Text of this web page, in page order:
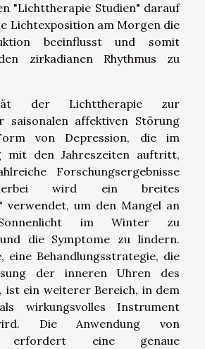
"Lichttherapie Studien" darauf
Lichtexposition am Morgen die
beeinflusst und somit
zirkadianen Rhythmus zu
der Lichttherapie zur
saisonalen affektiven Störung
von Depression, die im
mit den Jahreszeiten auftritt,
Forschungsergebnisse
wird ein breites
verwendet, um den Mangel an
im Winter zu
die Symptome zu lindern.
eine Behandlungsstrategie, die
der inneren Uhren des
ist ein weiterer Bereich, in dem
wirkungsvolles Instrument
Die Anwendung von
erfordert eine genaue